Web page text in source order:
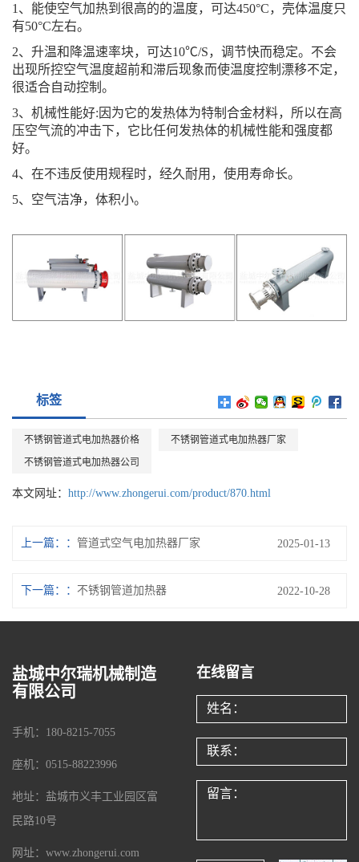
1、能使空气加热到很高的的温度，可达450°C，壳体温度只
有50°C左右。
2、升温和降温速率块，可达10℃/S，调节快而稳定。不会
出现所控空气温度超前和滞后现象而使温度控制漂移不定，
很适合自动控制。
3、机械性能好:因为它的发热体为特制合金材料，所以在高
压空气流的冲击下，它比任何发热体的机械性能和强度都
好。
4、在不违反使用规程时，经久耐用，使用寿命长。
5、空气洁净，体积小。
标签
不锈钢管道式电加热器价格
不锈钢管道式电加热器厂家
不锈钢管道式电加热器公司
本文网址： http://www.zhongerui.com/product/870.html
上一篇： 管道式空气电加热器厂家 2025-01-13
下一篇： 不锈钢管道加热器 2022-10-28
盐城中尔瑞机械制造
有限公司
手机：180-8215-7055
座机：0515-88223996
地址：盐城市义丰工业园区富
民路10号
网址：www.zhongerui.com
在线留言